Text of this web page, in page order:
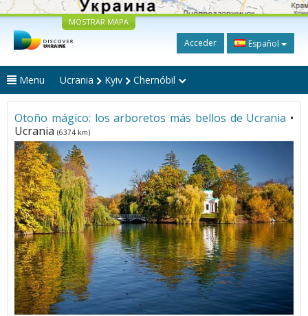
MOSTRAR MAPA
Acceder Español
Menu Ucrania Kyiv Chernóbil
Otoño mágico: los arboretos más bellos de Ucrania •
Ucrania (6374 km)